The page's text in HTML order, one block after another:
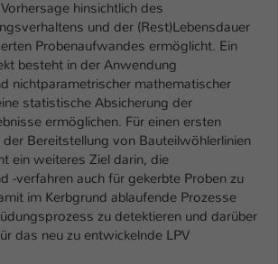
hinsichtlich des
und der (Rest)Lebensdauer
Probenaufwandes ermöglicht. Ein
besteht in der Anwendung
nichtparametrischer mathematischer
statistische Absicherung der
ermöglichen. Für einen ersten
der Bereitstellung von Bauteilwöhlerlinien
ein weiteres Ziel darin, die
-verfahren auch für gekerbte Proben zu
im Kerbgrund ablaufende Prozesse
zu detektieren und darüber
das neu zu entwickelnde LPV